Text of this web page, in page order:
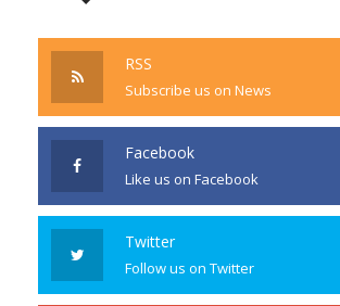
RSS
Subscribe us on News
Facebook
Like us on Facebook
Twitter
Follow us on Twitter